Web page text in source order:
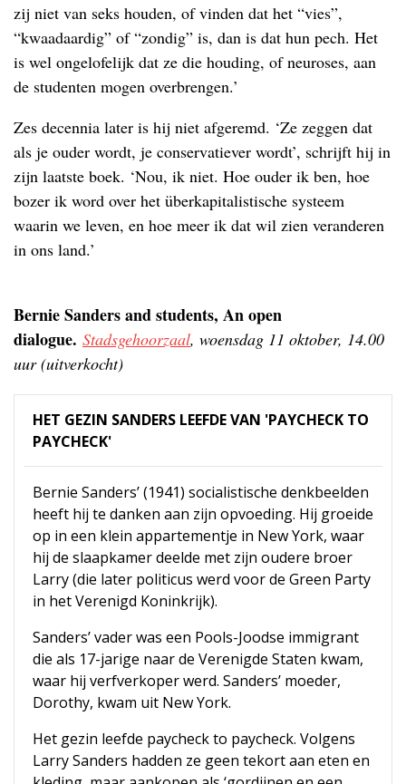
zij niet van seks houden, of vinden dat het “vies”,
“kwaadaardig” of “zondig” is, dan is dat hun pech. Het
is wel ongelofelijk dat ze die houding, of neuroses, aan
de studenten mogen overbrengen.’
Zes decennia later is hij niet afgeremd. ‘Ze zeggen dat
als je ouder wordt, je conservatiever wordt’, schrijft hij in
zijn laatste boek. ‘Nou, ik niet. Hoe ouder ik ben, hoe
bozer ik word over het überkapitalistische systeem
waarin we leven, en hoe meer ik dat wil zien veranderen
in ons land.’
Bernie Sanders and students, An open
dialogue. Stadsgehoorzaal, woensdag 11 oktober, 14.00
uur (uitverkocht)
HET GEZIN SANDERS LEEFDE VAN 'PAYCHECK TO
PAYCHECK'
Bernie Sanders’ (1941) socialistische denkbeelden
heeft hij te danken aan zijn opvoeding. Hij groeide
op in een klein appartementje in New York, waar
hij de slaapkamer deelde met zijn oudere broer
Larry (die later politicus werd voor de Green Party
in het Verenigd Koninkrijk).
Sanders’ vader was een Pools-Joodse immigrant
die als 17-jarige naar de Verenigde Staten kwam,
waar hij verfverkoper werd. Sanders’ moeder,
Dorothy, kwam uit New York.
Het gezin leefde paycheck to paycheck. Volgens
Larry Sanders hadden ze geen tekort aan eten en